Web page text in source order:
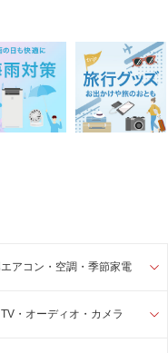
エアコン・空調・季節家電
TV・オーディオ・カメラ